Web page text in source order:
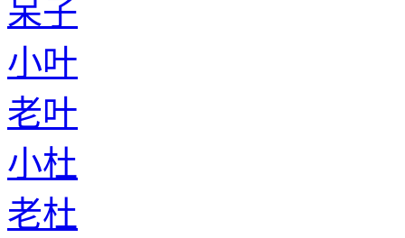
呆子
小叶
老叶
小杜
老杜